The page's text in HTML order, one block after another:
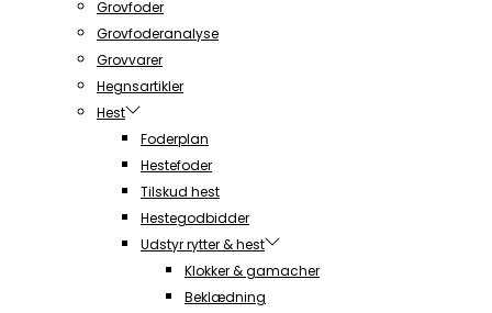
Grovfoder
Grovfoderanalyse
Grovvarer
Hegnsartikler
Hest
Foderplan
Hestefoder
Tilskud hest
Hestegodbidder
Udstyr rytter & hest
Klokker & gamacher
Beklædning